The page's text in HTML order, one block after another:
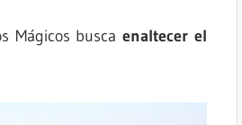
Mágicos busca enaltecer el